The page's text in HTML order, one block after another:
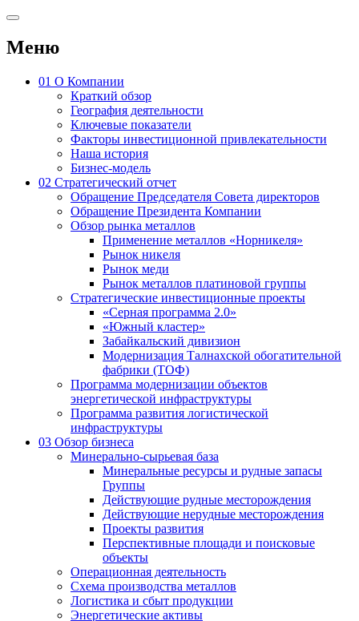
Меню
01 О Компании
Краткий обзор
География деятельности
Ключевые показатели
Факторы инвестиционной привлекательности
Наша история
Бизнес-модель
02 Стратегический отчет
Обращение Председателя Совета директоров
Обращение Президента Компании
Обзор рынка металлов
Применение металлов «Норникеля»
Рынок никеля
Рынок меди
Рынок металлов платиновой группы
Стратегические инвестиционные проекты
«Серная программа 2.0»
«Южный кластер»
Забайкальский дивизион
Модернизация Талнахской обогатительной
фабрики (ТОФ)
Программа модернизации объектов
энергетической инфраструктуры
Программа развития логистической
инфраструктуры
03 Обзор бизнеса
Минерально-сырьевая база
Минеральные ресурсы и рудные запасы
Группы
Действующие рудные месторождения
Действующие нерудные месторождения
Проекты развития
Перспективные площади и поисковые
объекты
Операционная деятельность
Схема производства металлов
Логистика и сбыт продукции
Энергетические активы